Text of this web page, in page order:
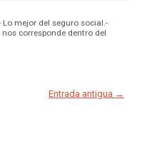
mejor del seguro social.-
corresponde dentro del
Entrada antigua →